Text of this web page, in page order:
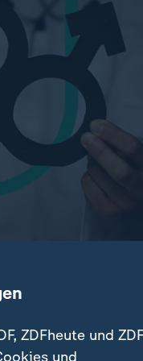
bei Mädchen oft
Medizin allen
ZDFheute und
und